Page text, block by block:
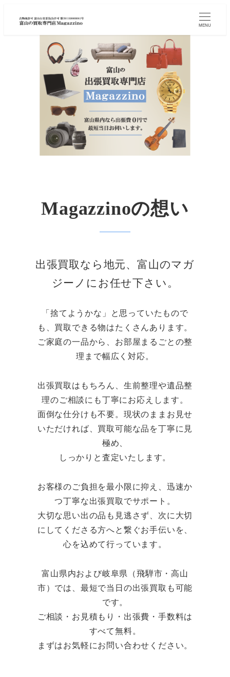
MENU
Magazzinoの想い
出張買取なら地元、富山のマガ
ジーノにお任せ下さい。
「捨てようかな」と思っていたもので
も、買取できる物はたくさんあります。
ご家庭の一品から、お部屋まるごとの整
理まで幅広く対応。
出張買取はもちろん、生前整理や遺品整
理のご相談にも丁寧にお応えします。
面倒な仕分けも不要。現状のままお見せ
いただければ、買取可能な品を丁寧に見
極め、
しっかりと査定いたします。
お客様のご負担を最小限に抑え、迅速か
つ丁寧な出張買取でサポート。
大切な思い出の品も見逃さず、次に大切
にしてくださる方へと繋ぐお手伝いを、
心を込めて行っています。
富山県内および岐阜県（飛騨市・高山
市）では、最短で当日の出張買取も可能
です。
ご相談・お見積もり・出張費・手数料は
すべて無料。
まずはお気軽にお問い合わせください。